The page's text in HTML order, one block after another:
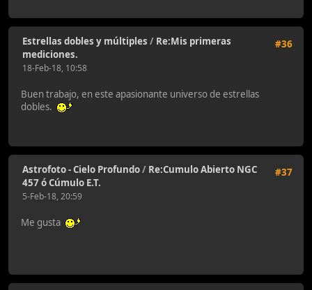
#36
Estrellas dobles y múltiples / Re:Mis primeras
mediciones.
18-Feb-18, 10:58
Buen trabajo, en este apasionante universo de estrellas
dobles.
#37
Astrofoto - Cielo Profundo/ Re:Cumulo Abierto NGC
457 ó Cúmulo E.T.
5-Feb-18, 20:59
Me gusta